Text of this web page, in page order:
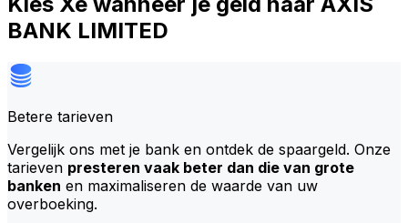
BANK LIMITED
Betere tarieven
Vergelijk ons met je bank en ontdek de spaargeld. Onze
tarieven presteren vaak beter dan die van grote
banken en maximaliseren de waarde van uw
overboeking.